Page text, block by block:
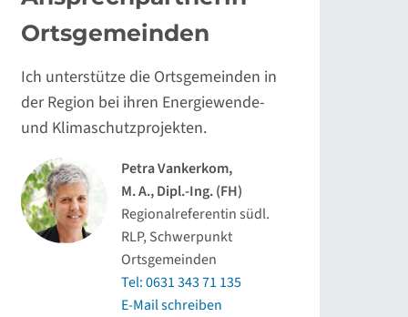
Ortsgemeinden
Ich unterstütze die Ortsgemeinden in
der Region bei ihren Energiewende-
und Klimaschutzprojekten.
Petra Vankerkom,
M. A., Dipl.-Ing. (FH)
Regionalreferentin südl.
RLP, Schwerpunkt
Ortsgemeinden
Tel: 0631 343 71 135
E-Mail schreiben